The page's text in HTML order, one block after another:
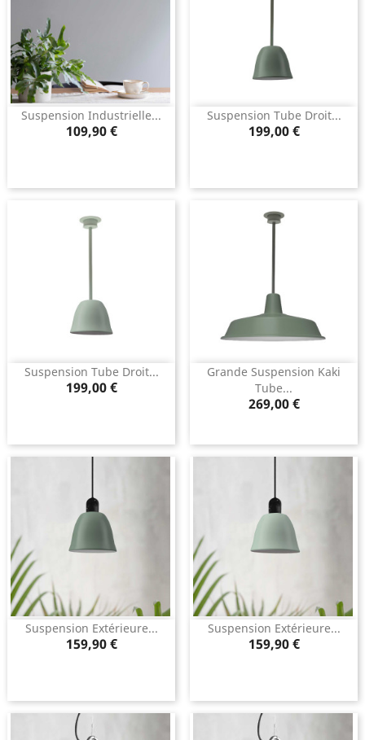
Suspension Industrielle...
Prix
109,90 €
Suspension Tube Droit...
Prix
199,00 €
Suspension Tube Droit...
Prix
199,00 €
Grande Suspension Kaki
Tube...
Prix
269,00 €
Suspension Extérieure...
Prix
159,90 €
Suspension Extérieure...
Prix
159,90 €